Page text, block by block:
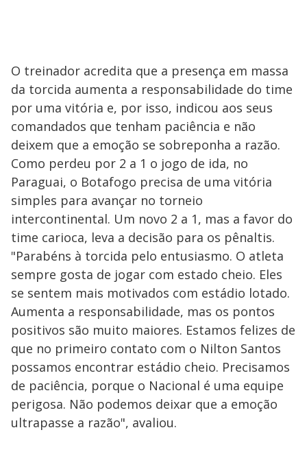
O treinador acredita que a presença em massa
da torcida aumenta a responsabilidade do time
por uma vitória e, por isso, indicou aos seus
comandados que tenham paciência e não
deixem que a emoção se sobreponha a razão.
Como perdeu por 2 a 1 o jogo de ida, no
Paraguai, o Botafogo precisa de uma vitória
simples para avançar no torneio
intercontinental. Um novo 2 a 1, mas a favor do
time carioca, leva a decisão para os pênaltis.
"Parabéns à torcida pelo entusiasmo. O atleta
sempre gosta de jogar com estado cheio. Eles
se sentem mais motivados com estádio lotado.
Aumenta a responsabilidade, mas os pontos
positivos são muito maiores. Estamos felizes de
que no primeiro contato com o Nilton Santos
possamos encontrar estádio cheio. Precisamos
de paciência, porque o Nacional é uma equipe
perigosa. Não podemos deixar que a emoção
ultrapasse a razão", avaliou.